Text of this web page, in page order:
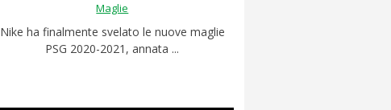
Maglie
Nike ha finalmente svelato le nuove maglie
PSG 2020-2021, annata ...